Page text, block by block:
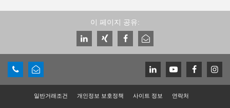
이 페이지 공유:
일반거래조건 개인정보 보호정책 사이트 정보 연락처